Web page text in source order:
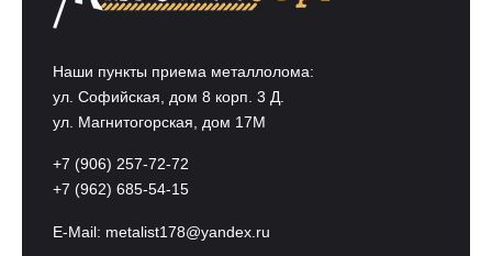
Наши пункты приема металлолома:
ул. Софийская, дом 8 корп. 3 Д.
ул. Магнитогорская, дом 17М
+7 (906) 257-72-72
+7 (962) 685-54-15
E-Mail: metalist178@yandex.ru